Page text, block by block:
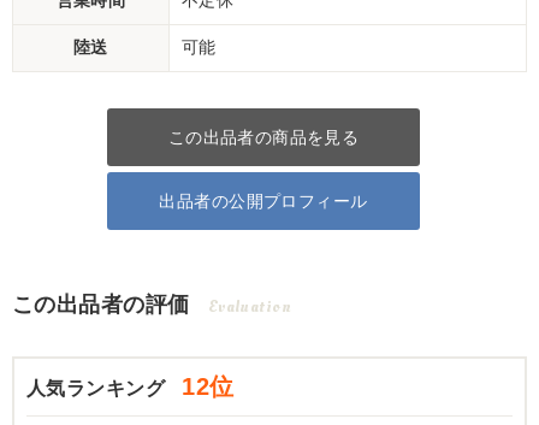
陸送 可能
この出品者の商品を見る
出品者の公開プロフィール
この出品者の評価 Evaluation
人気ランキング 12位